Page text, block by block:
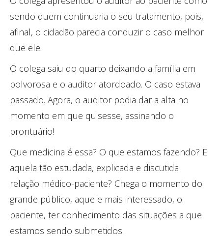
sendo quem continuaria o seu tratamento, pois,
afinal, o cidadão parecia conduzir o caso melhor
que ele.
O colega saiu do quarto deixando a família em
polvorosa e o auditor atordoado. O caso estava
passado. Agora, o auditor podia dar a alta no
momento em que quisesse, assinando o
prontuário!
Que medicina é essa? O que estamos fazendo? E
aquela tão estudada, explicada e discutida
relação médico-paciente? Chega o momento do
grande público, aquele mais interessado, o
paciente, ter conhecimento das situações a que
estamos sendo submetidos.